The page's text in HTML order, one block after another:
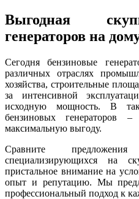
Выгодная
генераторов на
Сегодня бензиновые
различных отраслях
хозяйства, строительные
за интенсивной
исходную мощность. В
бензиновых генераторов
максимальную выгоду.
Сравните
специализирующихся на
пристальное внимание на
опыт и репутацию. Мы
профессиональный подход к